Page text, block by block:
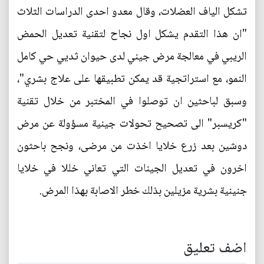
تشكل الياف العضلات، وقال معدو احدى الدراسات الثلاث
"ان هذا التقدم يشكل اول نجاح لتقنية تعديل الحمض
الريبي في معالجة مرض جيني لدى حيوان ثديي حي كامل
النمو، مع استراتجية قد يمكن تطبيقها على علاج بشري"،
وسبق لباحثين ان توصلوا في المختبر من خلال تقنية
"كريسبر" الى تصحيح تحولات جينية مسؤولة عن مرض
دوشين بعد زرع خلايا اخذت من مرضى، ونجح باحثون
اخرون في تعديل الجينات التي تعاني خللا في خلايا
جنينية بشرية مزيلين بذلك خطر الاصابة بهذا المرض.
اضف تعليق